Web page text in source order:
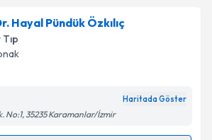
Aydoğaniçin randevu takvimi talebi
bu uzmandan randevu almanız için bir
e-posta ile bilgilendireceğiz.
Hayal Pündük Özkılıç
Haritada Göster
No:1, 35235 Karamanlar/İzmir